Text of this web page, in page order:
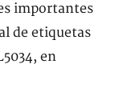
importantes
de etiquetas
en